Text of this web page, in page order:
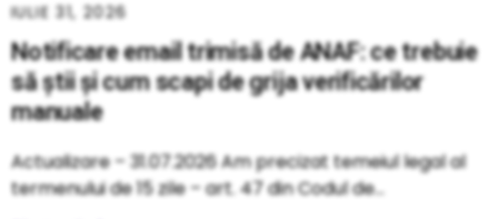
Notificare email trimisă de ANAF: ce trebuie
să știi și cum scapi de grija verificărilor
manuale
IULIE 31, 2026
Actualizare – 31.07.2026 Am precizat temeiul legal al
termenului de 15 zile – art. 47 din Codul de